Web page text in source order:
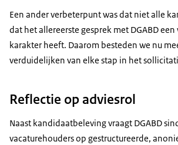
Een ander verbeterpunt was dat niet alle
dat het allereerste gesprek met DGABD
karakter heeft. Daarom besteden we nu
verduidelijken van elke stap in het
Reflectie op adviesrol
Naast kandidaatbeleving vraagt DGABD
vacaturehouders op gestructureerde,